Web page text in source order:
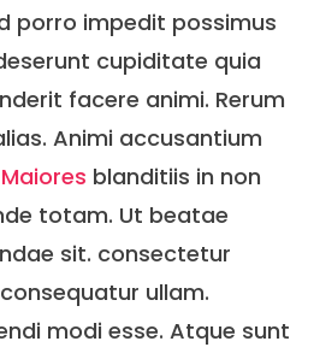
porro impedit possimus
cupiditate quia
facere animi. Rerum
Animi accusantium
Maiores blanditiis in non
totam. Ut beatae
sit. consectetur
ullam.
modi esse. Atque sunt